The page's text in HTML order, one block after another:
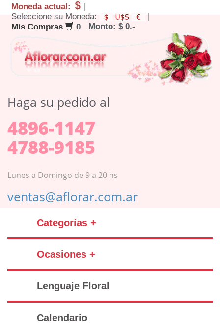
Moneda actual:
|
Seleccione su Moneda:
|
Mis Compras
0 Monto: $ 0.-
Haga su pedido al
4896-1147
4788-9185
Lunes a Domingo de 9 a 20 hs
ventas@aflorar.com.ar
Categorías +
Ocasiones +
Lenguaje Floral
Calendario